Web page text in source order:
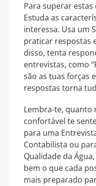
Para superar
Estuda as
interessa. Usa um
praticar respostas
disso, tenta
entrevistas, como
são as tuas forças
respostas torna
Lembra-te, quanto
confortável te
para uma
Contabilista ou
Qualidade da
bem o que cada
mais preparado